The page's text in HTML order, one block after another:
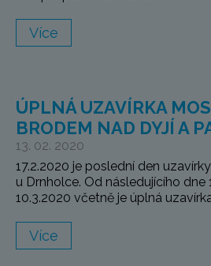
Více
ÚPLNÁ UZAVÍRKA
BRODEM NAD DYJÍ A
13. 02. 2020
17.2.2020 je poslední den
u Drnholce. Od následujícího dne
10.3.2020 včetně je úplná
Více